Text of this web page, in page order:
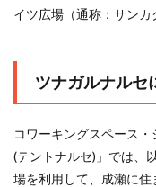
イツ広場（通称：サンカ
ツナガルナルセ
コワーキングスペース
(テントナルセ)」では、
場を利用して、成瀬に